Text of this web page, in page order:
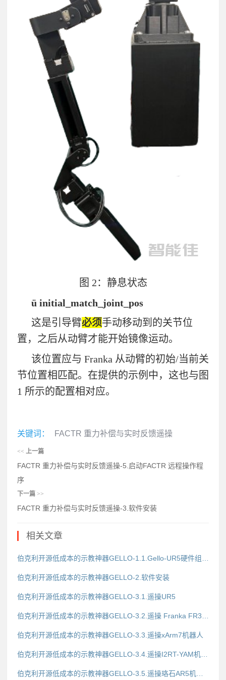
图 2：静息状态
ü initial_match_joint_pos
这是引导臂必须手动移动到的关节位
置，之后从动臂才能开始镜像运动。
该位置应与 Franka 从动臂的初始/当前关
节位置相匹配。在提供的示例中，这也与图
1 所示的配置相对应。
关键词： FACTR 重力补偿与实时反馈遥操
<< 上一篇
FACTR 重力补偿与实时反馈遥操-5.启动FACTR 远程操作程
序
下一篇 >>
FACTR 重力补偿与实时反馈遥操-3.软件安装
相关文章
伯克利开源低成本的示教神器GELLO-1.1.Gello-UR5硬件组装说明
伯克利开源低成本的示教神器GELLO-2.软件安装
伯克利开源低成本的示教神器GELLO-3.1.遥操UR5
伯克利开源低成本的示教神器GELLO-3.2.遥操 Franka FR3 / Panda
伯克利开源低成本的示教神器GELLO-3.3.遥操xArm7机器人
伯克利开源低成本的示教神器GELLO-3.4.遥操I2RT-YAM机械臂
伯克利开源低成本的示教神器GELLO-3.5.遥操珞石AR5机械臂